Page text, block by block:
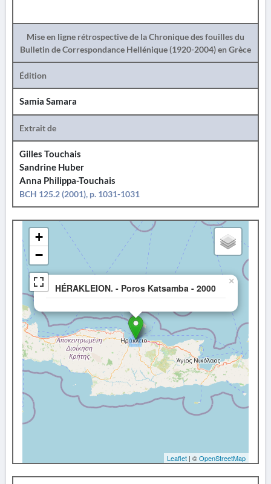
Mise en ligne rétrospective de la Chronique des fouilles du
Bulletin de Correspondance Hellénique (1920-2004) en Grèce
Édition
Samia Samara
Extrait de
Gilles Touchais
Sandrine Huber
Anna Philippa-Touchais
BCH 125.2 (2001), p. 1031-1031
HÉRAKLEION. - Poros Katsamba - 2000
×
+
−
Leaflet | ©OpenStreetMap